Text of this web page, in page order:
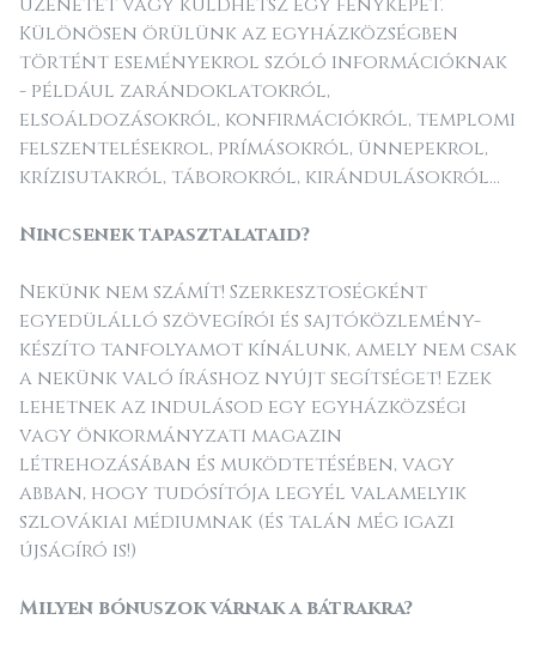
Különösen örülünk az egyházközségben
történt eseményekrol szóló információknak
- például zarándoklatokról,
elsoáldozásokról, konfirmációkról, templomi
felszentelésekrol, prímásokról, ünnepekrol,
krízisutakról, táborokról, kirándulásokról...
Nincsenek tapasztalataid?
Nekünk nem számít! Szerkesztoségként
egyedülálló szövegírói és sajtóközlemény-
készíto tanfolyamot kínálunk, amely nem csak
a nekünk való íráshoz nyújt segítséget! Ezek
lehetnek az indulásod egy egyházközségi
vagy önkormányzati magazin
létrehozásában és muködtetésében, vagy
abban, hogy tudósítója legyél valamelyik
szlovákiai médiumnak (és talán még igazi
újságíró is!)
Milyen bónuszok várnak a bátrakra?